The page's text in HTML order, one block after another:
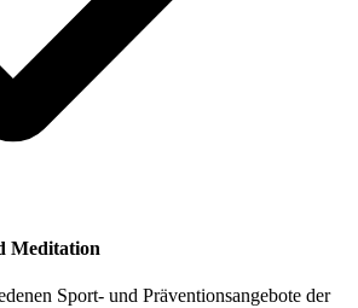
Meditation
Sport- und Präventionsangebote der